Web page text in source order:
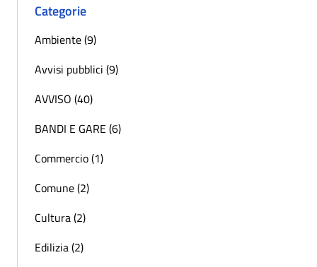
Categorie
Ambiente (9)
Avvisi pubblici (9)
AVVISO (40)
BANDI E GARE (6)
Commercio (1)
Comune (2)
Cultura (2)
Edilizia (2)